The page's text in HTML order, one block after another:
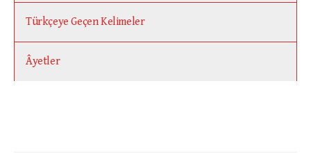
Türkçeye Geçen Kelimeler
Âyetler